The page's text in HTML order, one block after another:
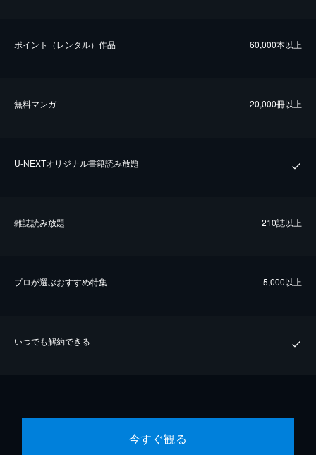
ポイント（レンタル）作品 60,000本以上
無料マンガ 20,000冊以上
U-NEXTオリジナル書籍読み放題
雑誌読み放題 210誌以上
プロが選ぶおすすめ特集 5,000以上
いつでも解約できる
今すぐ観る